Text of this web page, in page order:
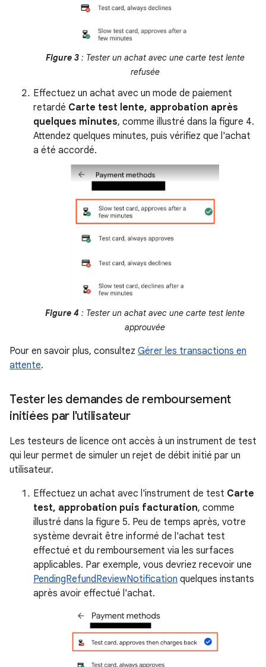
Figure 3: Tester un achat avec une carte test lente
refusée
Effectuez un achat avec un mode de paiement
retardé Carte test lente, approbation après
quelques minutes, comme illustré dans la figure 4.
Attendez quelques minutes, puis vérifiez que l'achat
a été accordé.
Figure 4 : Tester un achat avec une carte test lente
approuvée
Pour en savoir plus, consultez Gérer les transactions en
attente.
Tester les demandes de remboursement
initiées par l'utilisateur
Les testeurs de licence ont accès à un instrument de test
qui leur permet de simuler un rejet de débit initié par un
utilisateur.
Effectuez un achat avec l'instrument de test Carte
test, approbation puis facturation, comme
illustré dans la figure 5. Peu de temps après, votre
système devrait être informé de l'achat test
effectué et du remboursement via les surfaces
applicables. Par exemple, vous devriez recevoir une
PendingRefundReviewNotification quelques instants
après avoir effectué l'achat.